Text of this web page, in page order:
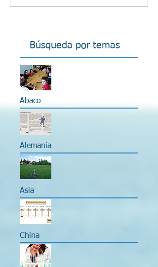
Búsqueda por temas
Abaco
Alemania
Asia
China